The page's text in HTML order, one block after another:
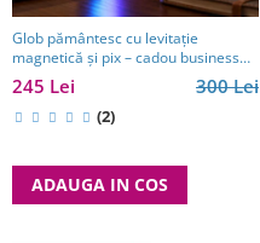
Glob pământesc cu levitație
magnetică și pix – cadou business
pentru bărbați pasionați de
tehnologie și călătorii
300 Lei
245 Lei
(2)
ADAUGA IN COS